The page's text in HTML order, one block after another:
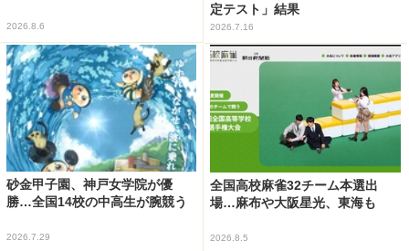
2026.8.6
定テスト」結果
2026.7.16
砂金甲子園、神戸女学院が優
勝…全国14校の中高生が腕競う
2026.7.29
全国高校麻雀32チーム本選出
場…麻布や大阪星光、東海も
2026.8.5